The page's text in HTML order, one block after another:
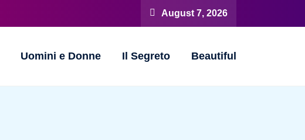
August 7, 2026
Uomini e Donne Il Segreto Beautiful